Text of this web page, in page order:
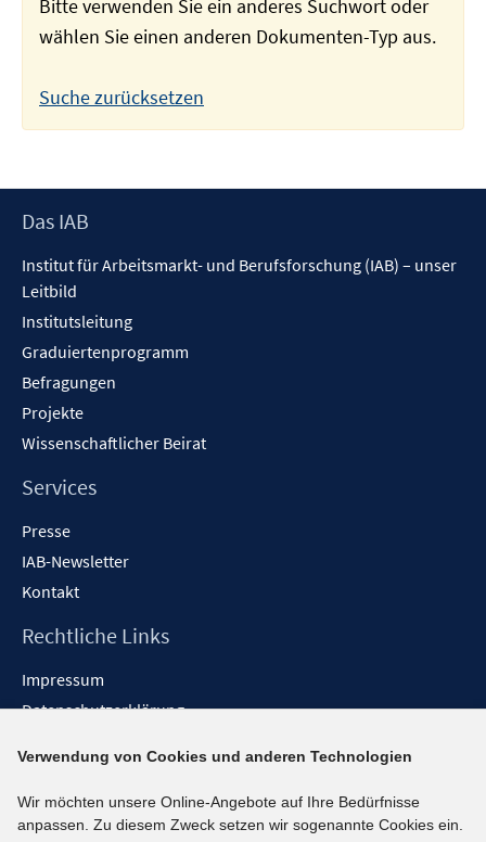
Bitte verwenden Sie ein anderes Suchwort oder
wählen Sie einen anderen Dokumenten-Typ aus.
Suche zurücksetzen
Footer
Das IAB
Institut für Arbeitsmarkt- und Berufsforschung (IAB) – unser
Leitbild
Institutsleitung
Graduiertenprogramm
Befragungen
Projekte
Wissenschaftlicher Beirat
Services
Presse
IAB-Newsletter
Kontakt
Rechtliche Links
Impressum
Datenschutzerklärung
Barrieren melden
Social-Media-Kanäle
Verwendung von Cookies und anderen Technologien
Wir möchten unsere Online-Angebote auf Ihre Bedürfnisse
anpassen. Zu diesem Zweck setzen wir sogenannte Cookies ein.